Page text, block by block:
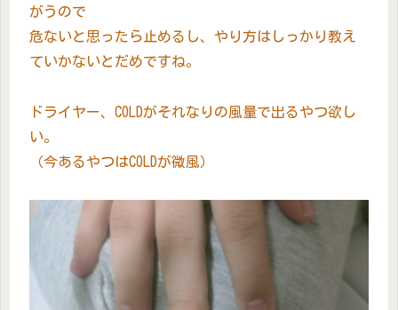
がうので
危ないと思ったら止めるし、やり方はしっかり教え
ていかないとだめですね。
ドライヤー、COLDがそれなりの風量で出るやつ欲し
い。
（今あるやつはCOLDが微風）